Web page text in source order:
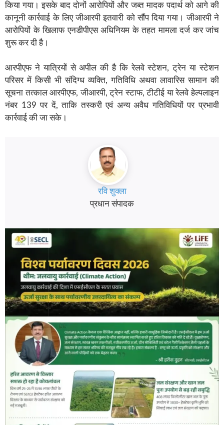
किया गया। इसके बाद दोनों आरोपियों और जब्त मादक पदार्थ को आगे की
कानूनी कार्रवाई के लिए जीआरपी इतवारी को सौंप दिया गया। जीआरपी ने
आरोपियों के खिलाफ एनडीपीएस अधिनियम के तहत मामला दर्ज कर जांच
शुरू कर दी है।
आरपीएफ ने यात्रियों से अपील की है कि रेलवे स्टेशन, ट्रेन या स्टेशन
परिसर में किसी भी संदिग्ध व्यक्ति, गतिविधि अथवा लावारिस सामान की
सूचना तत्काल आरपीएफ, जीआरपी, ट्रेन स्टाफ, टीटीई या रेलवे हेल्पलाइन
नंबर 139 पर दें, ताकि तस्करी एवं अन्य अवैध गतिविधियों पर प्रभावी
कार्रवाई की जा सके।
रवि शुक्ला
प्रधान संपादक